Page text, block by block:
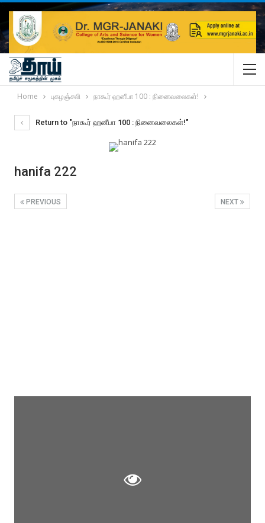
Home புகழஞ்சலி நாகூர் ஹனீபா 100 : நினைவலைகள்!
Return to "நாகூர் ஹனீபா 100 : நினைவலைகள்!"
hanifa 222
NEXT
PREVIOUS